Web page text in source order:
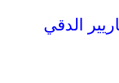
الدقي